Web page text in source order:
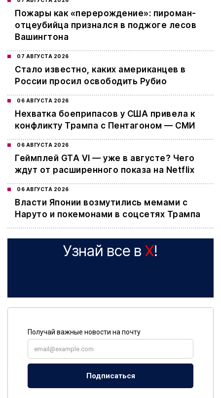
Пожары как «перерождение»: пироман-
отцеубийца признался в поджоге лесов
Вашингтона
07 АВГУСТА 2026
Стало известно, каких американцев в
России просил освободить Рубио
06 АВГУСТА 2026
Нехватка боеприпасов у США привела к
конфликту Трампа с Пентагоном — СМИ
06 АВГУСТА 2026
Геймплей GTA VI — уже в августе? Чего
ждут от расширенного показа на Netflix
06 АВГУСТА 2026
Власти Японии возмутились мемами с
Наруто и покемонами в соцсетях Трампа
Узнай все в X!